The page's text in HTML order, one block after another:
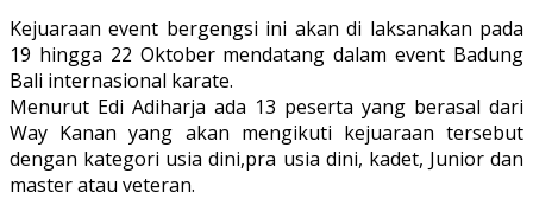
Kejuaraan event bergengsi ini akan di laksanakan pada
19 hingga 22 Oktober mendatang dalam event Badung
Bali internasional karate.
Menurut Edi Adiharja ada 13 peserta yang berasal dari
Way Kanan yang akan mengikuti kejuaraan tersebut
dengan kategori usia dini,pra usia dini, kadet, Junior dan
master atau veteran.